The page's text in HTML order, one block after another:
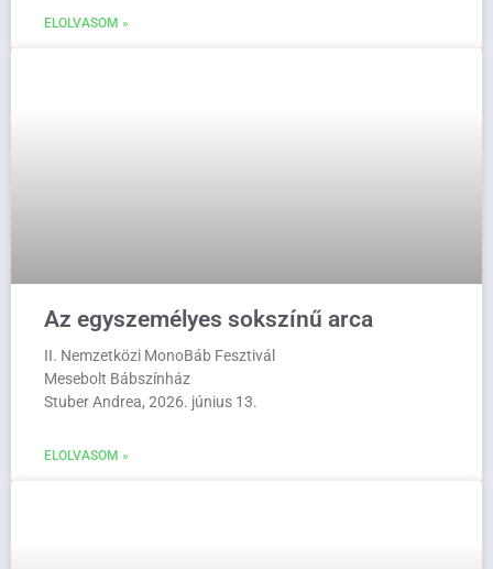
ELOLVASOM »
Az egyszemélyes sokszínű arca
II. Nemzetközi MonoBáb Fesztivál
Mesebolt Bábszínház
Stuber Andrea, 2026. június 13.
ELOLVASOM »